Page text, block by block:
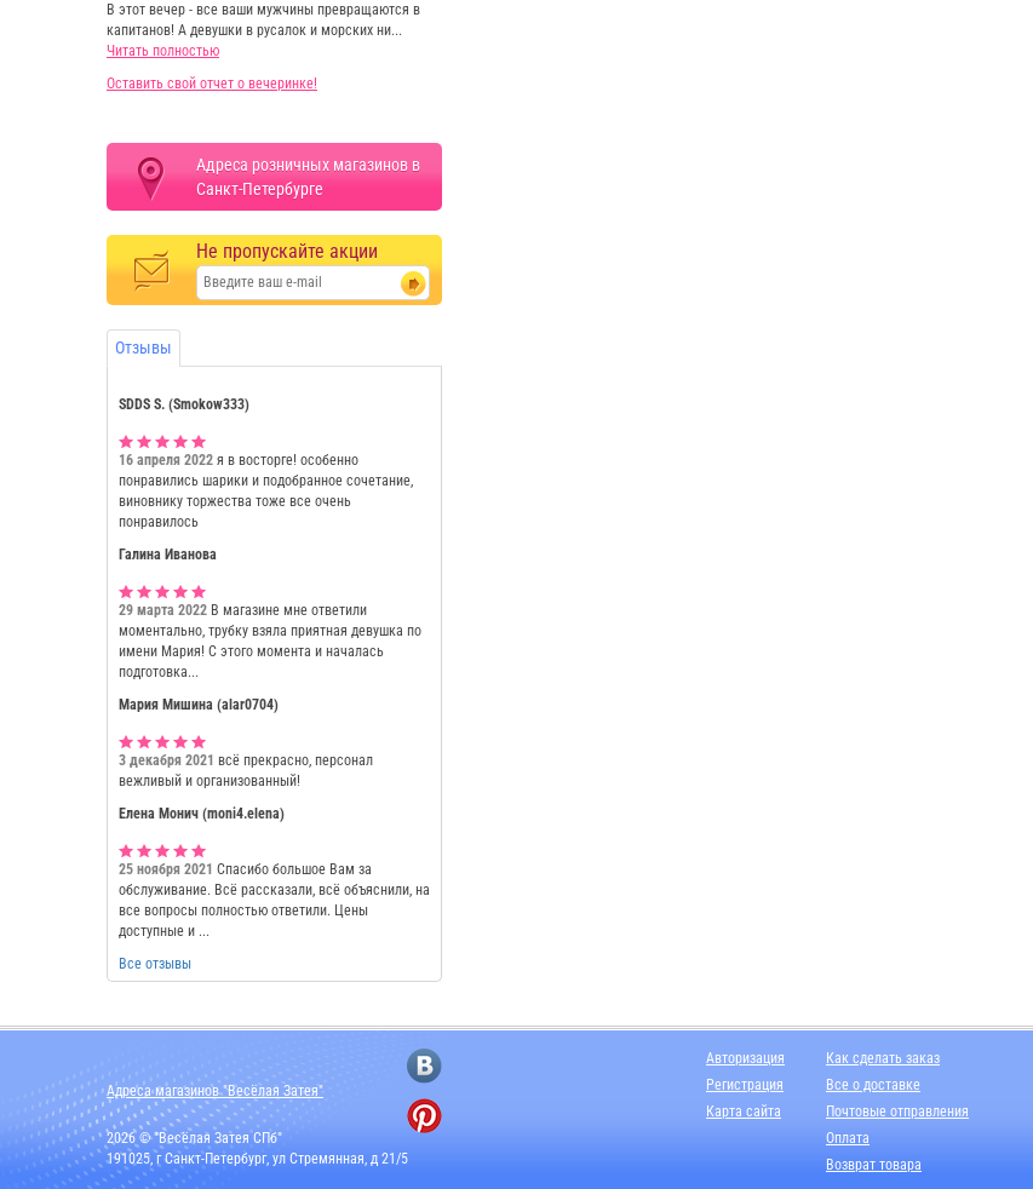
В этот вечер - все ваши мужчины превращаются в
капитанов! А девушки в русалок и морских ни...
Читать полностью
Оставить свой отчет о вечеринке!
Адреса розничных магазинов в
Санкт-Петербурге
Не пропускайте акции
Отзывы
SDDS S. (Smokow333)
16 апреля 2022 я в восторге! особенно
понравились шарики и подобранное сочетание,
виновнику торжества тоже все очень
понравилось
Галина Иванова
29 марта 2022 В магазине мне ответили
моментально, трубку взяла приятная девушка по
имени Мария! С этого момента и началась
подготовка...
Мария Мишина (alar0704)
3 декабря 2021 всё прекрасно, персонал
вежливый и организованный!
Елена Монич (moni4.elena)
25 ноября 2021 Спасибо большое Вам за
обслуживание. Всё рассказали, всё объяснили, на
все вопросы полностью ответили. Цены
доступные и ...
Все отзывы
Адреса магазинов "Весёлая Затея"
2026 © "Весёлая Затея СПб"
191025, г Санкт-Петербург, ул Стремянная, д 21/5
Авторизация
Регистрация
Карта сайта
Как сделать заказ
Все о доставке
Почтовые отправления
Оплата
Возврат товара